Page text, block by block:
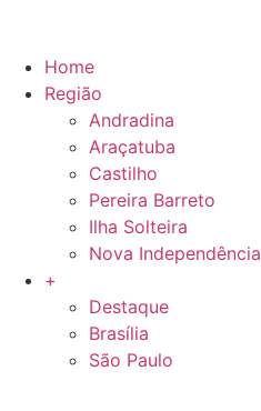
Home
Região
Andradina
Araçatuba
Castilho
Pereira Barreto
Ilha Solteira
Nova Independência
+
Destaque
Brasília
São Paulo